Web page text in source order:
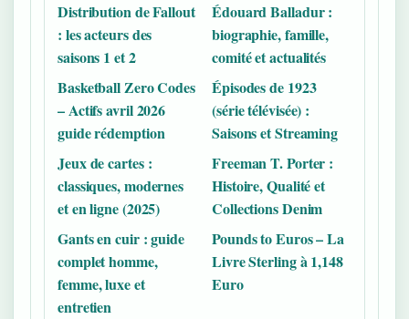
Distribution de Fallout
: les acteurs des
saisons 1 et 2
Édouard Balladur :
biographie, famille,
comité et actualités
Basketball Zero Codes
– Actifs avril 2026
guide rédemption
Épisodes de 1923
(série télévisée) :
Saisons et Streaming
Jeux de cartes :
classiques, modernes
et en ligne (2025)
Freeman T. Porter :
Histoire, Qualité et
Collections Denim
Gants en cuir : guide
complet homme,
femme, luxe et
entretien
Pounds to Euros – La
Livre Sterling à 1,148
Euro